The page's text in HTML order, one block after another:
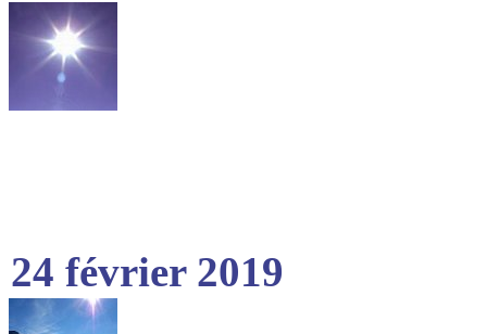
24 février 2019